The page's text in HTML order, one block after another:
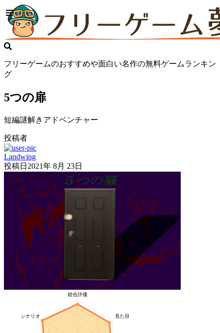
フリーゲームのおすすめや面白い名作の無料ゲームランキン
グ
5つの扉
短編謎解きアドベンチャー
投稿者
Landwing
投稿日 2021年 8月 23日